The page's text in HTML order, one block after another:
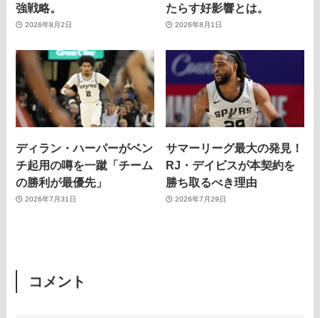
強戦略。
2026年8月2日
たらす好影響とは。
2026年8月1日
ディラン・ハーパーがベン
チ起用の噂を一蹴「チーム
の勝利が最優先」
2026年7月31日
サマーリーグ最大の発見！
RJ・デイビスが本契約を
勝ち取るべき理由
2026年7月29日
コメント